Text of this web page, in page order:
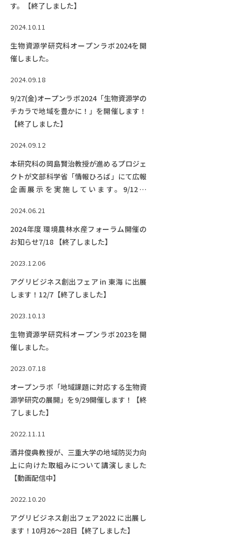
す。【終了しました】
2024.10.11
生物資源学研究科オープンラボ2024を開
催しました。
2024.09.18
9/27(金)オープンラボ2024「生物資源学の
チカラで地域を豊かに！」を開催します！
【終了しました】
2024.09.12
本研究科の岡島賢治教授が進めるプロジェ
クトが文部科学省「情報ひろば」にて広報
企画展示を実施しています。9/12～
2024.06.21
2024年度 環境農林水産フォーラム開催の
お知らせ7/18 【終了しました】
2023.12.06
アグリビジネス創出フェア in 東海 に出展
します！12/7【終了しました】
2023.10.13
生物資源学研究科オープンラボ2023を開
催しました。
2023.07.18
オープンラボ「地域課題に対応する生物資
源学研究の展開」を9/29開催します！【終
了しました】
2022.11.11
酒井俊典教授が、三重大学の地域防災力向
上に向けた取組みについて講演しました
【動画配信中】
2022.10.20
アグリビジネス創出フェア2022 に出展し
ます！10月26～28日【終了しました】